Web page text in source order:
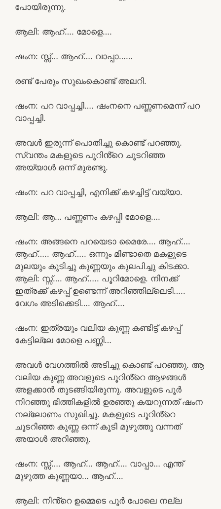
പോയിരുന്നു.
ആലി: ആഹ്…. മോളെ….
ഷംന: സ്സ്‌… ആഹ്…. വാപ്പാ……
രണ്ട് പേരും സുഖംകൊണ്ട് അലറി.
ഷംന: പറ വാപ്പച്ചി…. ഷംനനെ പണ്ണണമെന്ന് പറ
വാപ്പച്ചി.
അവൾ ഇരുന്ന് പൊതിച്ചു കൊണ്ട് പറഞ്ഞു.
സ്വന്തം മകളുടെ പൂറിൻ്റെ ചൂടറിഞ്ഞ
അയ്യാൾ ഒന്ന് മുരണ്ടു.
ഷംന: പറ വാപ്പച്ചി, എനിക്ക് കഴച്ചിട്ട് വയ്യാ.
ആലി: ആ… പണ്ണണം കഴപ്പി മോളെ….
ഷംന: അങ്ങനെ പറയെടാ മൈരേ…. ആഹ്….
ആഹ്….. ആഹ്….. ഒന്നും മിണ്ടാതെ മകളുടെ
മുലയും കുടിച്ചു കുണ്ണയും കുലപിച്ചു കിടക്കാ.
ആലി: സ്സ്‌…. ആഹ്….. പൂറിമോളെ. നിനക്ക്
ഇത്രക്ക് കഴപ്പ് ഉണ്ടെന്ന് അറിഞ്ഞില്ലെടി…..
വേഗം അടിക്കെടി…. ആഹ്….
ഷംന: ഇത്രയും വലിയ കുണ്ണ കണ്ടിട്ട് കഴപ്പ്
കേട്ടില്ലേ മോളെ പണ്ണി…
അവൾ വേഗത്തിൽ അടിച്ചു കൊണ്ട് പറഞ്ഞു. ആ
വലിയ കുണ്ണ അവളുടെ പൂറിൻ്റെ ആഴങ്ങൾ
അളക്കാൻ തുടങ്ങിയിരുന്നു. അവളുടെ പൂർ
നിറഞ്ഞു ഭിത്തികളിൽ ഉരഞ്ഞു കയറുന്നത് ഷംന
നല്ലോണം സുഖിച്ചു. മകളുടെ പൂറിൻ്റെ
ചൂടറിഞ്ഞ കുണ്ണ ഒന്ന് കൂടി മുഴുത്തു വന്നത്
അയാൾ അറിഞ്ഞു.
ഷംന: സ്സ്‌…. ആഹ്… ആഹ്…. വാപ്പാ… എന്ത്
മുഴുത്ത കുണ്ണയാ… ആഹ്….
ആലി: നിൻ്റെ ഉമ്മെടെ പൂർ പോലെ നല്ല